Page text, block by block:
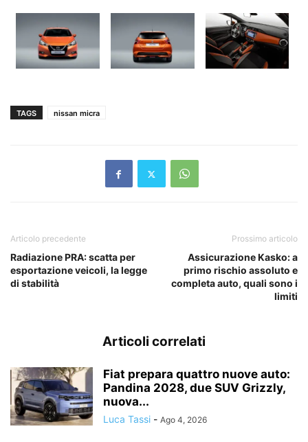
TAGS nissan micra
Articolo precedente
Radiazione PRA: scatta per
esportazione veicoli, la legge
di stabilità
Prossimo articolo
Assicurazione Kasko: a
primo rischio assoluto e
completa auto, quali sono i
limiti
Articoli correlati
Fiat prepara quattro nuove auto:
Pandina 2028, due SUV Grizzly,
nuova...
Luca Tassi - Ago 4, 2026